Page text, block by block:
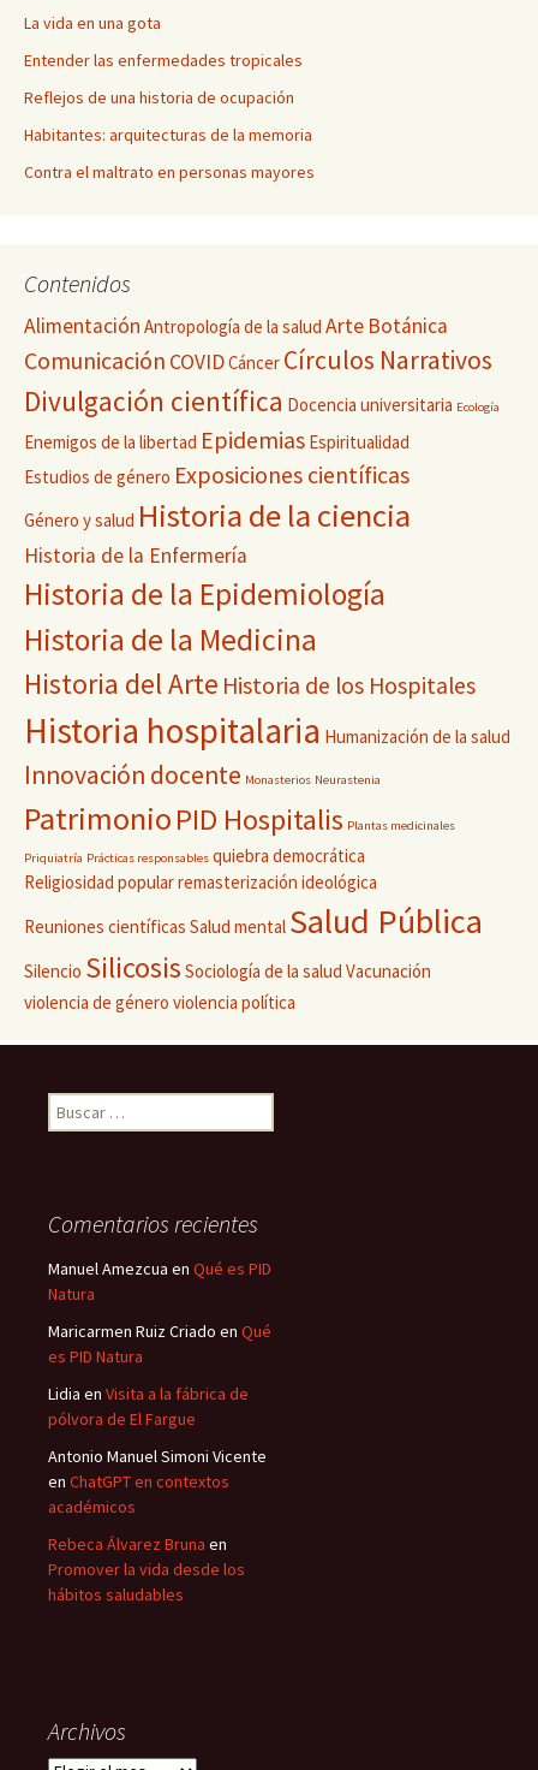
La vida en una gota
Entender las enfermedades tropicales
Reflejos de una historia de ocupación
Habitantes: arquitecturas de la memoria
Contra el maltrato en personas mayores
Contenidos
Alimentación Antropología de la salud Arte Botánica
Comunicación COVIDCáncer Círculos Narrativos
Divulgación científica Docencia universitaria Ecología
Enemigos de la libertad Epidemias Espiritualidad
Estudios de género Exposiciones científicas
Género y salud Historia de la ciencia
Historia de la Enfermería
Historia de la Epidemiología
Historia de la Medicina
Historia del Arte Historia de los Hospitales
Historia hospitalaria Humanización de la salud
Innovación docente Monasterios Neurastenia
PatrimonioPID Hospitalis Plantas medicinales
Priquiatría Prácticas responsables quiebra democrática
Religiosidad popularremasterización ideológica
Reuniones científicas Salud mental Salud Pública
Silencio Silicosis Sociología de la salud Vacunación
violencia de género violencia política
Buscar:
Comentarios recientes
Manuel Amezcua en Qué es PID
Natura
Maricarmen Ruiz Criado en Qué
es PID Natura
Lidia en Visita a la fábrica de
pólvora de El Fargue
Antonio Manuel Simoni Vicente
en ChatGPT en contextos
académicos
Rebeca Álvarez Bruna en
Promover la vida desde los
hábitos saludables
Archivos